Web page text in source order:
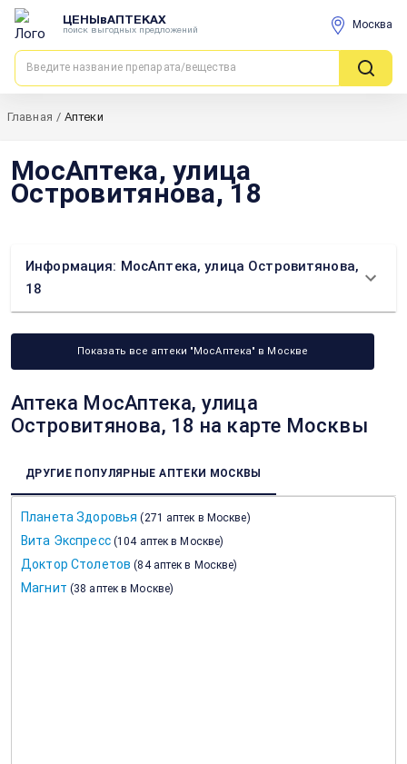
ЦЕНЫвАПТЕКАХ
поиск выгодных предложений Москва
Главная / Аптеки
МосАптека, улица
Островитянова, 18
Информация: МосАптека, улица Островитянова,
18
Показать все аптеки "МосАптека" в Москве
Аптека МосАптека, улица
Островитянова, 18 на карте Москвы
ДРУГИЕ ПОПУЛЯРНЫЕ АПТЕКИ МОСКВЫ
Планета Здоровья (271 аптек в Москве)
Вита Экспресс (104 аптек в Москве)
Доктор Столетов (84 аптек в Москве)
Магнит (38 аптек в Москве)